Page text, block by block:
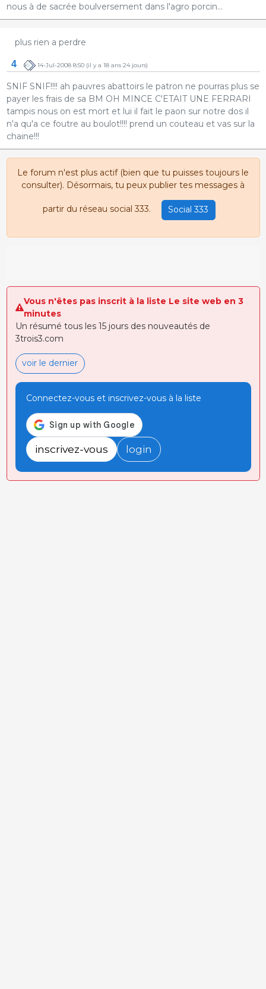
nous à de sacrée boulversement dans l'agro porcin...
plus rien a perdre
4 14-Jul-2008 8:50(il y a 18 ans 24 jours)
SNIF SNIF!!!! ah pauvres abattoirs le patron ne pourras plus se
payer les frais de sa BM OH MINCE C'ETAIT UNE FERRARI
tampis nous on est mort et lui il fait le paon sur notre dos il
n'a qu'a ce foutre au boulot!!!! prend un couteau et vas sur la
chaine!!!
Le forum n'est plus actif (bien que tu puisses toujours le
consulter). Désormais, tu peux publier tes messages à
partir du réseau social 333. Social 333
Vous n'êtes pas inscrit à la liste Le site web en 3
minutes
Un résumé tous les 15 jours des nouveautés de
3trois3.com
voir le dernier
Connectez-vous et inscrivez-vous à la liste
inscrivez-vous login